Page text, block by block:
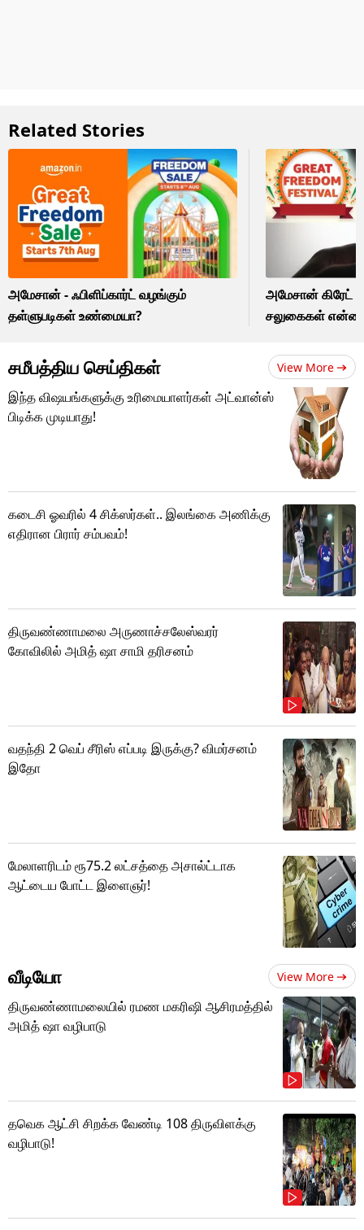
Related Stories
அமேசான் - ஃபிளிப்கார்ட் வழங்கும்
தள்ளுபடிகள் உண்மையா?
அமேசான் கிரேட்
சலுகைகள்
சமீபத்திய செய்திகள் View More
இந்த விஷயங்களுக்கு உரிமையாளர்கள் அட்வான்ஸ்
பிடிக்க முடியாது!
கடைசி ஓவரில் 4 சிக்ஸர்கள்.. இலங்கை அணிக்கு
எதிரான பிரார் சம்பவம்!
திருவண்ணாமலை அருணாச்சலேஸ்வரர்
கோவிலில் அமித் ஷா சாமி தரிசனம்
வதந்தி 2 வெப் சீரிஸ் எப்படி இருக்கு? விமர்சனம்
இதோ
மேலாளரிடம் ரூ75.2 லட்சத்தை அசால்ட்டாக
ஆட்டைய போட்ட இளைஞர்!
வீடியோ View More
திருவண்ணாமலையில் ரமண மகரிஷி ஆசிரமத்தில்
அமித் ஷா வழிபாடு
தவெக ஆட்சி சிறக்க வேண்டி 108 திருவிளக்கு
வழிபாடு!